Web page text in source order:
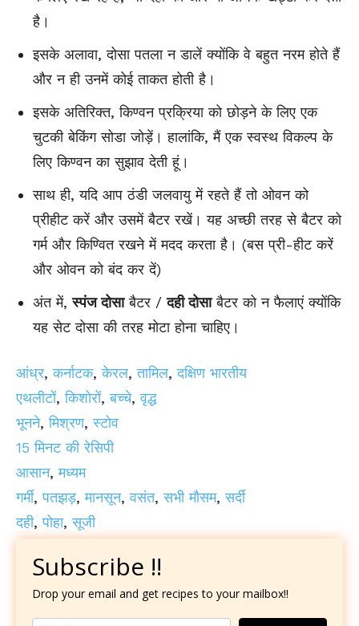
है।
इसके अलावा, दोसा पतला न डालें क्योंकि वे बहुत नरम होते हैं
और न ही उनमें कोई ताकत होती है।
इसके अतिरिक्त, किण्वन प्रक्रिया को छोड़ने के लिए एक
चुटकी बेकिंग सोडा जोड़ें। हालांकि, मैं एक स्वस्थ विकल्प के
लिए किण्वन का सुझाव देती हूं।
साथ ही, यदि आप ठंडी जलवायु में रहते हैं तो ओवन को
प्रीहीट करें और उसमें बैटर रखें। यह अच्छी तरह से बैटर को
गर्म और किण्वित रखने में मदद करता है। (बस प्री-हीट करें
और ओवन को बंद कर दें)
अंत में,स्पंज दोसाबैटर /दही दोसाबैटर को न फैलाएं क्योंकि
यह सेट दोसा की तरह मोटा होना चाहिए।
आंध्र,कर्नाटक,केरल,तामिल,दक्षिण भारतीय
एथलीटों,किशोरों,बच्चे,वृद्ध
भूनने,मिश्रण,स्टोव
15 मिनट की रेसिपी
आसान,मध्यम
गर्मी,पतझड़,मानसून,वसंत,सभी मौसम,सर्दी
दही,पोहा,सूजी
Subscribe !!
Drop your email and get recipes to your mailbox!!